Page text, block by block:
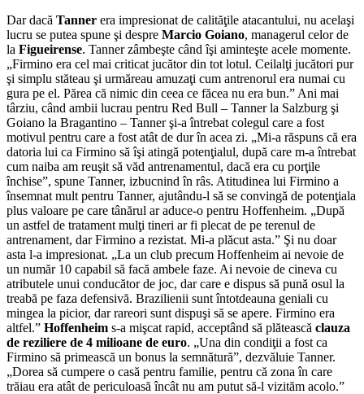
Dar dacă Tanner era impresionat de calităţile atacantului, nu acelaşi
lucru se putea spune şi despre Marcio Goiano, managerul celor de
la Figueirense. Tanner zâmbeşte când îşi aminteşte acele momente.
„Firmino era cel mai criticat jucător din tot lotul. Ceilalţi jucători pur
şi simplu stăteau şi urmăreau amuzaţi cum antrenorul era numai cu
gura pe el. Părea că nimic din ceea ce făcea nu era bun.” Ani mai
târziu, când ambii lucrau pentru Red Bull – Tanner la Salzburg şi
Goiano la Bragantino – Tanner şi-a întrebat colegul care a fost
motivul pentru care a fost atât de dur în acea zi. „Mi-a răspuns că era
datoria lui ca Firmino să îşi atingă potenţialul, după care m-a întrebat
cum naiba am reuşit să văd antrenamentul, dacă era cu porţile
închise”, spune Tanner, izbucnind în râs. Atitudinea lui Firmino a
însemnat mult pentru Tanner, ajutându-l să se convingă de potenţiala
plus valoare pe care tânărul ar aduce-o pentru Hoffenheim. „După
un astfel de tratament mulţi tineri ar fi plecat de pe terenul de
antrenament, dar Firmino a rezistat. Mi-a plăcut asta.” Şi nu doar
asta l-a impresionat. „La un club precum Hoffenheim ai nevoie de
un număr 10 capabil să facă ambele faze. Ai nevoie de cineva cu
atributele unui conducător de joc, dar care e dispus să pună osul la
treabă pe faza defensivă. Brazilienii sunt întotdeauna geniali cu
mingea la picior, dar rareori sunt dispuşi să se apere. Firmino era
altfel.” Hoffenheim s-a mişcat rapid, acceptând să plătească clauza
de reziliere de 4 milioane de euro. „Una din condiţii a fost ca
Firmino să primească un bonus la semnătură”, dezvăluie Tanner.
„Dorea să cumpere o casă pentru familie, pentru că zona în care
trăiau era atât de periculoasă încât nu am putut să-l vizităm acolo.”